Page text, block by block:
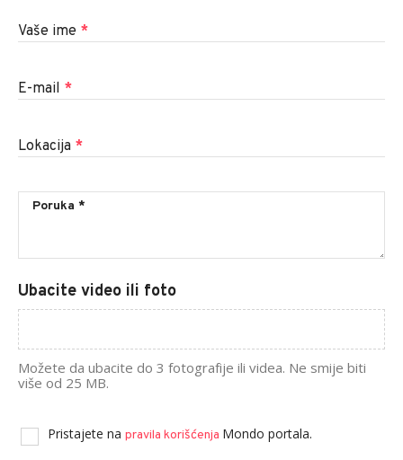
Vaše ime *
E-mail *
Lokacija *
Ubacite video ili foto
Možete da ubacite do 3 fotografije ili videa. Ne smije biti
više od 25 MB.
Pristajete na pravila korišćenja Mondo portala.